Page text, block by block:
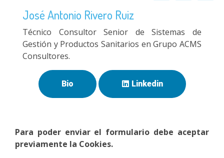
José Antonio Rivero Ruiz
Técnico Consultor Senior de Sistemas de
Gestión y Productos Sanitarios en Grupo ACMS
Consultores.
Bio Linkedin
Para poder enviar el formulario debe aceptar
previamente la Cookies.